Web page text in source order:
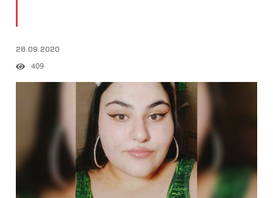
28.09.2020
409